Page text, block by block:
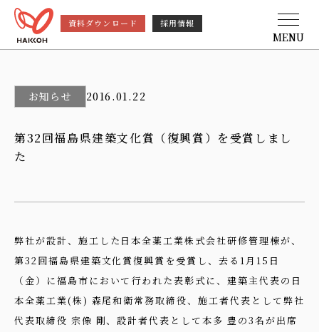
資料ダウンロード 採用情報
MENU
お知らせ 2016.01.22
第32回福島県建築文化賞（復興賞）を受賞しまし
た
弊社が設計、施工した日本全薬工業株式会社研修管理棟が、
第32回福島県建築文化賞復興賞を受賞し、去る1月15日
（金）に福島市において行われた表彰式に、建築主代表の日
本全薬工業(株) 森尾和衛常務取締役、施工者代表として弊社
代表取締役 宗像 剛、設計者代表として本多 豊の3名が出席